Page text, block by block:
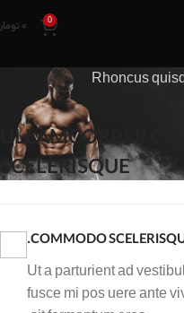
0 ۰
Rhoncus
ULLAMCORPER
SCELERISQUE
COMMODO
Ut a parturient ad
fusce mi pos uere ante